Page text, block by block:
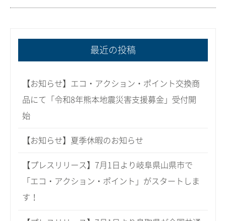
最近の投稿
【お知らせ】エコ・アクション・ポイント交換商
品にて「令和8年熊本地震災害支援募金」受付開
始
【お知らせ】夏季休暇のお知らせ
【プレスリリース】7月1日より岐阜県山県市で
「エコ・アクション・ポイント」がスタートしま
す！